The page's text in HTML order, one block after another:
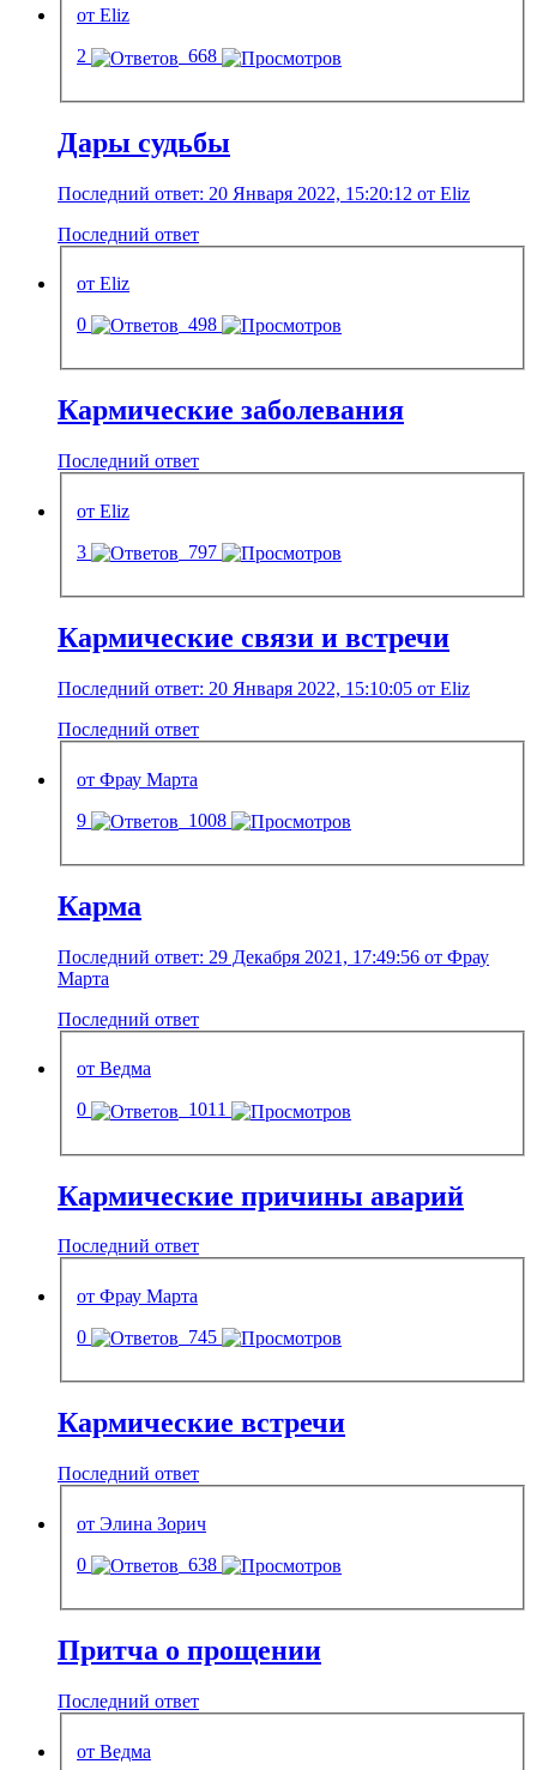
от Eliz
2
668
Дары судьбы
Последний ответ: 20 Января 2022, 15:20:12 от Eliz
Последний ответ
от Eliz
0
498
Кармические заболевания
Последний ответ
от Eliz
3
797
Кармические связи и встречи
Последний ответ: 20 Января 2022, 15:10:05 от Eliz
Последний ответ
от Фрау Марта
9
1008
Карма
Последний ответ: 29 Декабря 2021, 17:49:56 от Фрау
Марта
Последний ответ
от Ведма
0
1011
Кармические причины аварий
Последний ответ
от Фрау Марта
0
745
Кармические встречи
Последний ответ
от Элина Зорич
0
638
Притча о прощении
Последний ответ
от Ведма